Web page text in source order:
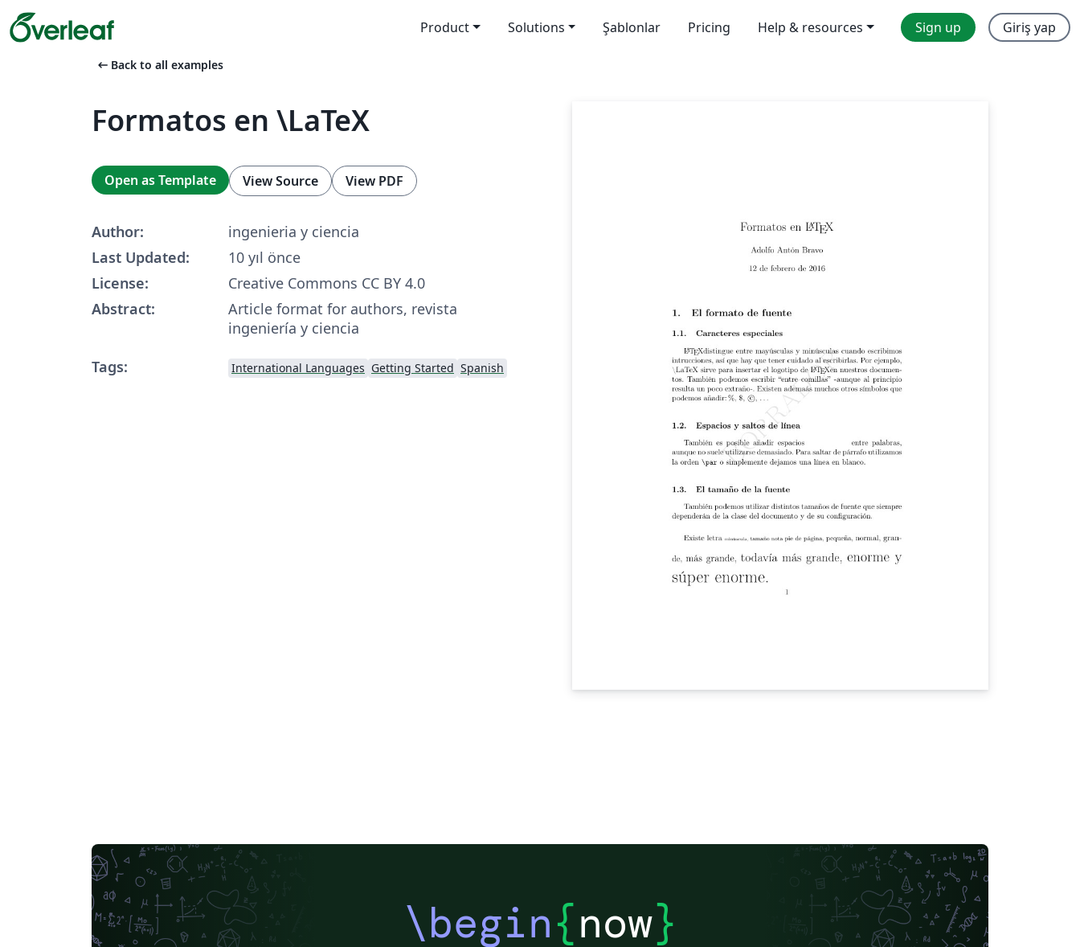
Product Solutions Şablonlar Pricing Help & resources Sign up Giriş yap
arrow_left_alt Back to all examples
Formatos en \LaTeX
Open as Template View Source View PDF
Author:
ingenieria y ciencia
Last Updated:
10 yıl önce
License:
Creative Commons CC BY 4.0
Abstract:
Article format for authors, revista
ingeniería y ciencia
Tags:
International Languages Getting Started Spanish
\begin{now}